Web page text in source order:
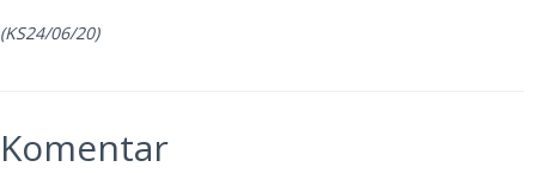
(KS24/06/20)
Komentar